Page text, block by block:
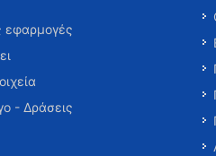
εφαρμογές
- Δράσεις